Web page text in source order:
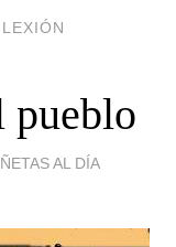
pueblo
AL DÍA